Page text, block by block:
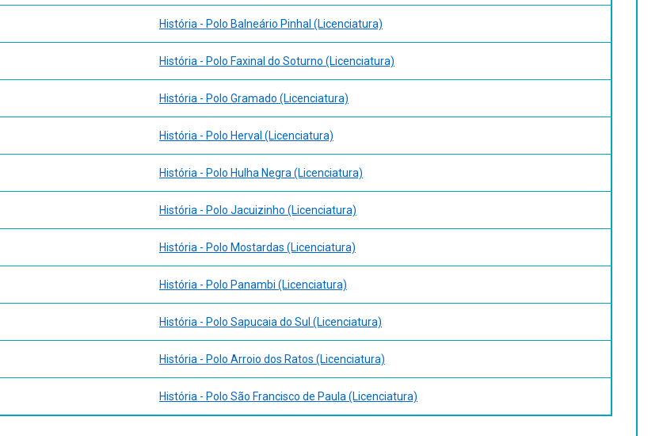
História - Polo Balneário Pinhal (Licenciatura)
História - Polo Faxinal do Soturno (Licenciatura)
História - Polo Gramado (Licenciatura)
História - Polo Herval (Licenciatura)
História - Polo Hulha Negra (Licenciatura)
História - Polo Jacuizinho (Licenciatura)
História - Polo Mostardas (Licenciatura)
História - Polo Panambi (Licenciatura)
História - Polo Sapucaia do Sul (Licenciatura)
História - Polo Arroio dos Ratos (Licenciatura)
História - Polo São Francisco de Paula (Licenciatura)